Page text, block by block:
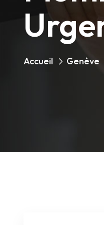
Accueil Genève